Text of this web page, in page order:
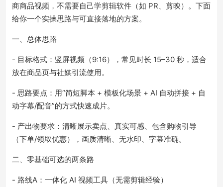
商商品视频，不需要自己学剪辑软件（如 PR、剪映）。下面
给你一个实操思路与可直接落地的方案。
一、总体思路
- 目标格式：竖屏视频（9:16），常见时长 15–30 秒，适合
放在商品页与社媒引流使用。
- 思路要点：用“简短脚本 + 模板化场景 + AI 自动拼接 + 自
动字幕/配音”的方式快速成片。
- 产出物要求：清晰展示卖点、真实可感、包含购物引导
（下单/领取优惠），画质清晰、无水印、字幕准确。
二、零基础可选的两条路
- 路线A：一体化 AI 视频工具（无需剪辑经验）